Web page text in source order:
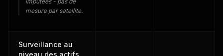
mesure par satellite.
Surveillance au
niveau des actifs